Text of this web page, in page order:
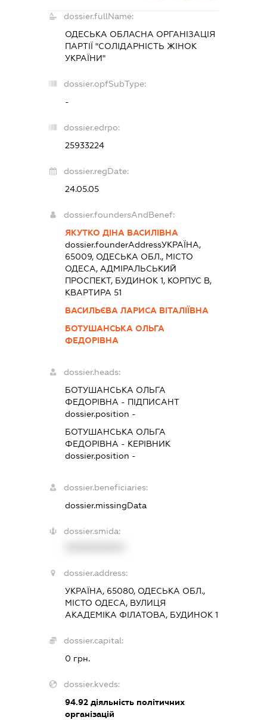
dossier.fullName:
ОДЕСЬКА ОБЛАСНА ОРГАНІЗАЦІЯ
ПАРТІЇ "СОЛІДАРНІСТЬ ЖІНОК
УКРАЇНИ"
dossier.opfSubType:
-
dossier.edrpo:
25933224
dossier.regDate:
24.05.05
dossier.foundersAndBenef:
ЯКУТКО ДІНА ВАСИЛІВНА
dossier.founderAddressУКРАЇНА,
65009, ОДЕСЬКА ОБЛ., МІСТО
ОДЕСА, АДМІРАЛЬСЬКИЙ
ПРОСПЕКТ, БУДИНОК 1, КОРПУС В,
КВАРТИРА 51
ВАСИЛЬЄВА ЛАРИСА ВІТАЛІЇВНА
БОТУШАНСЬКА ОЛЬГА
ФЕДОРІВНА
dossier.heads:
БОТУШАНСЬКА ОЛЬГА
ФЕДОРІВНА - ПІДПИСАНТ
dossier.position -
БОТУШАНСЬКА ОЛЬГА
ФЕДОРІВНА - КЕРІВНИК
dossier.position -
dossier.beneficiaries:
dossier.missingData
dossier.smida:
dossier.address:
УКРАЇНА, 65080, ОДЕСЬКА ОБЛ.,
МІСТО ОДЕСА, ВУЛИЦЯ
АКАДЕМІКА ФІЛАТОВА, БУДИНОК 1
dossier.capital:
0 грн.
dossier.kveds:
94.92 діяльність політичних
організацій